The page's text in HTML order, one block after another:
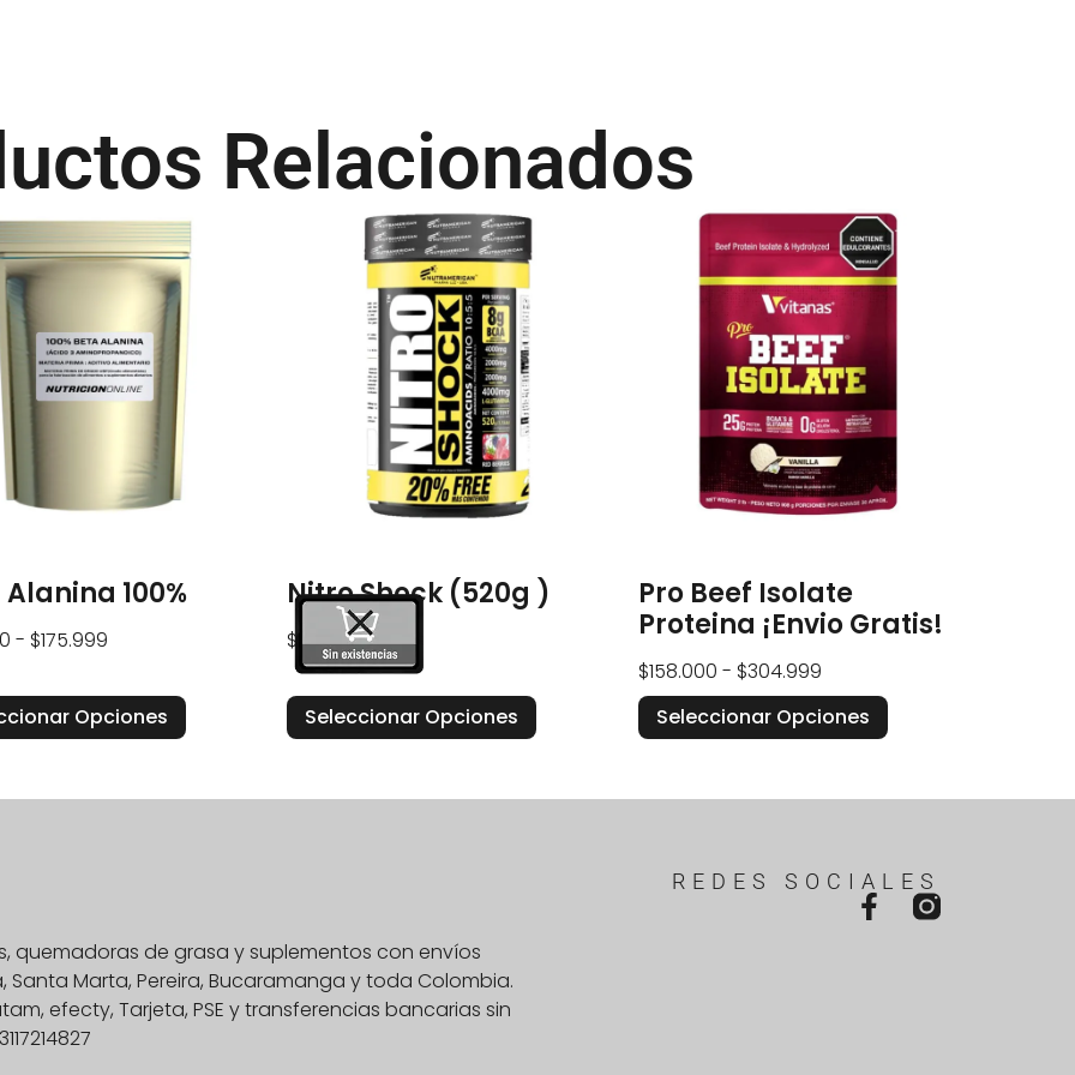
Relacionados
100%
- $175.999
Opciones
Nitro Shock (520g )
$ 94.900
Seleccionar Opciones
Pro Beef Isolate
Proteina ¡Envio Gratis!
$158.000 - $304.999
Seleccionar Opciones
quemadoras de grasa y suplementos con envíos
Marta, Pereira, Bucaramanga y toda Colombia.
efecty, Tarjeta, PSE y transferencias bancarias sin
REDES SOCIALES